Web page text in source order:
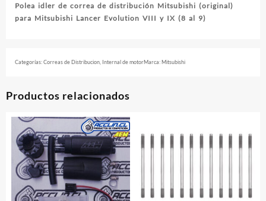
Polea idler de correa de distribución Mitsubishi (original)
para Mitsubishi Lancer Evolution VIII y IX (8 al 9)
Categorías:Correas de Distribucion Internal de motorMarca:Mitsubishi
Productos relacionados